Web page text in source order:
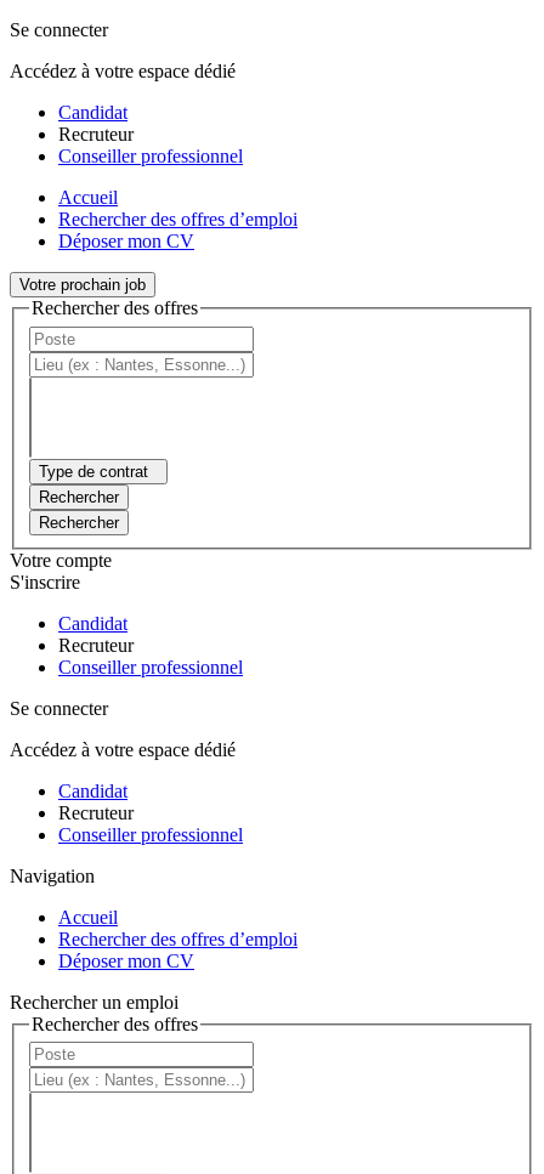
Se connecter
Accédez à votre espace dédié
Candidat
Recruteur
Conseiller professionnel
Accueil
Rechercher des offres d’emploi
Déposer mon CV
Votre prochain job
Rechercher des offres
Type de contrat
Rechercher
Rechercher
Votre compte
S'inscrire
Candidat
Recruteur
Conseiller professionnel
Se connecter
Accédez à votre espace dédié
Candidat
Recruteur
Conseiller professionnel
Navigation
Accueil
Rechercher des offres d’emploi
Déposer mon CV
Rechercher un emploi
Rechercher des offres